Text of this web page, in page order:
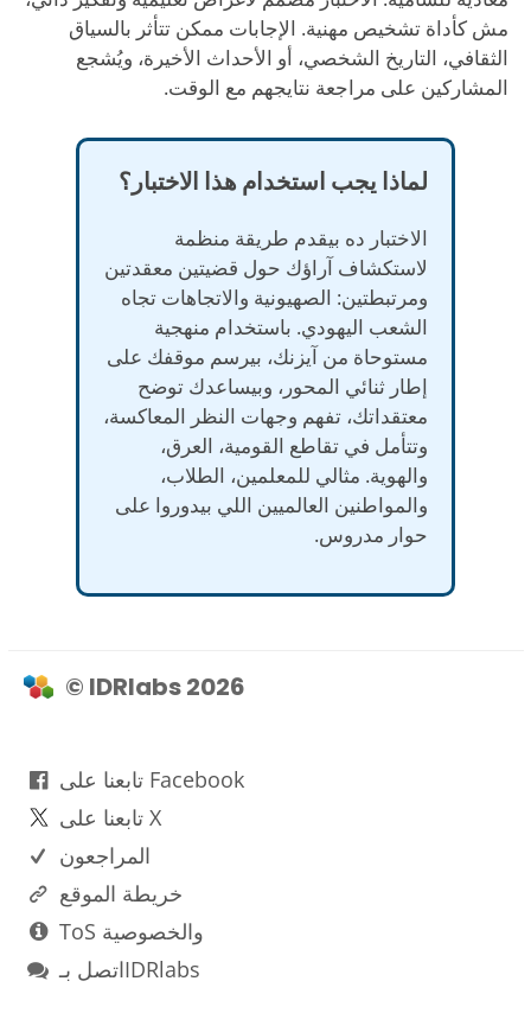
مش كأداة تشخيص مهنية. الإجابات ممكن تتأثر بالسياق
الثقافي، التاريخ الشخصي، أو الأحداث الأخيرة، ويُشجع
المشاركين على مراجعة نتايجهم مع الوقت.
لماذا يجب استخدام هذا الاختبار؟
الاختبار ده بيقدم طريقة منظمة
لاستكشاف آراؤك حول قضيتين معقدتين
ومرتبطتين: الصهيونية والاتجاهات تجاه
الشعب اليهودي. باستخدام منهجية
مستوحاة من آيزنك، بيرسم موقفك على
إطار ثنائي المحور، وبيساعدك توضح
معتقداتك، تفهم وجهات النظر المعاكسة،
وتتأمل في تقاطع القومية، العرق،
والهوية. مثالي للمعلمين، الطلاب،
والمواطنين العالميين اللي بيدوروا على
حوار مدروس.
© IDRlabs 2026
تابعنا على Facebook
تابعنا على X
المراجعون
خريطة الموقع
ToS والخصوصية
اتصل بـIDRlabs